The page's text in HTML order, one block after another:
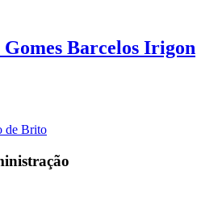
Barcelos Irigon
de Brito